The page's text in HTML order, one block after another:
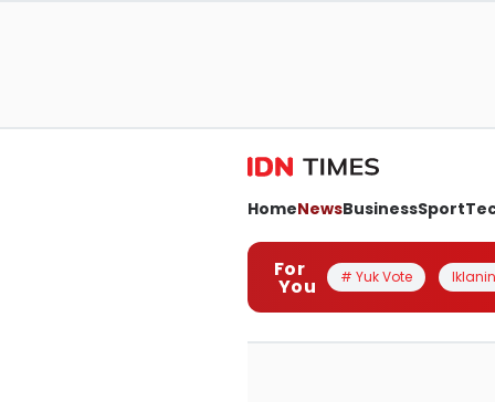
HomeNewsBusinessSport
For
You # Yuk Vote